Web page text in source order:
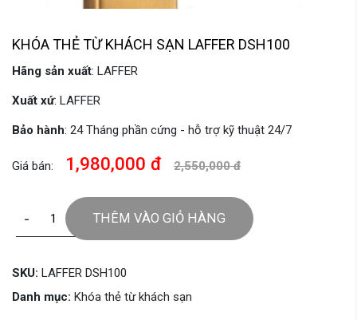
KHÓA THẺ TỪ KHÁCH SẠN LAFFER DSH100
Hãng sản xuất: LAFFER
Xuất xứ: LAFFER
Bảo hành: 24 Tháng phần cứng - hỗ trợ kỹ thuật 24/7
Giá bán: 1,980,000 đ 2,550,000 đ
- THÊM VÀO GIỎ HÀNG
SKU: LAFFER DSH100
Danh mục: Khóa thẻ từ khách sạn